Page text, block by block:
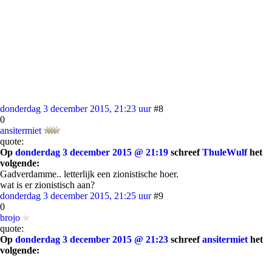
donderdag 3 december 2015, 21:23 uur #8
0
ansitermiet
quote:
Op donderdag 3 december 2015 @ 21:19 schreefThuleWulfhet
volgende:
Gadverdamme.. letterlijk een zionistische hoer.
wat is er zionistisch aan?
donderdag 3 december 2015, 21:25 uur #9
0
brojo
quote:
Op donderdag 3 december 2015 @ 21:23 schreefansitermiet het
volgende: